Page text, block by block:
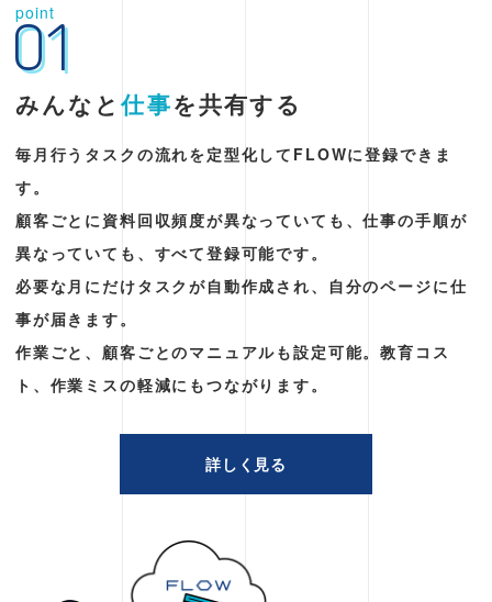
point
01
みんなと仕事を共有する
毎月行うタスクの流れを定型化してFLOWに登録できま
す。
顧客ごとに資料回収頻度が異なっていても、仕事の手順が
異なっていても、すべて登録可能です。
必要な月にだけタスクが自動作成され、自分のページに仕
事が届きます。
作業ごと、顧客ごとのマニュアルも設定可能。教育コス
ト、作業ミスの軽減にもつながります。
詳しく見る